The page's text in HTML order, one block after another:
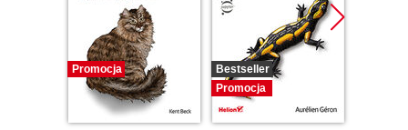
Promocja
Bestseller
Promocja